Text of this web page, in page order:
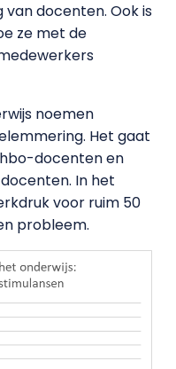
docenten. Ook is
ze met de
noemen
Het gaat
docenten en
In het
voor ruim 50
probleem.